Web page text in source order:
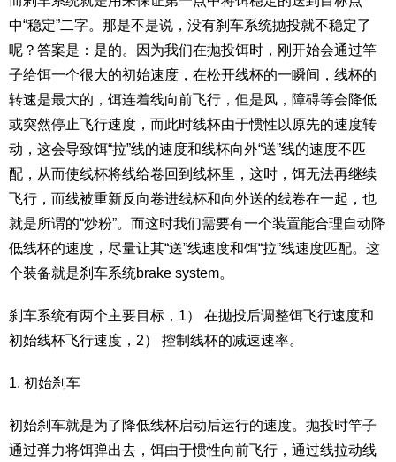
中“稳定”二字。那是不是说，没有刹车系统抛投就不稳定了
呢？答案是：是的。因为我们在抛投饵时，刚开始会通过竿
子给饵一个很大的初始速度，在松开线杯的一瞬间，线杯的
转速是最大的，饵连着线向前飞行，但是风，障碍等会降低
或突然停止飞行速度，而此时线杯由于惯性以原先的速度转
动，这会导致饵“拉”线的速度和线杯向外“送”线的速度不匹
配，从而使线杯将线给卷回到线杯里，这时，饵无法再继续
飞行，而线被重新反向卷进线杯和向外送的线卷在一起，也
就是所谓的“炒粉”。而这时我们需要有一个装置能合理自动降
低线杯的速度，尽量让其“送”线速度和饵“拉”线速度匹配。这
个装备就是刹车系统brake system。
刹车系统有两个主要目标，1） 在抛投后调整饵飞行速度和
初始线杯飞行速度，2） 控制线杯的减速速率。
1. 初始刹车
初始刹车就是为了降低线杯启动后运行的速度。抛投时竿子
通过弹力将饵弹出去，饵由于惯性向前飞行，通过线拉动线